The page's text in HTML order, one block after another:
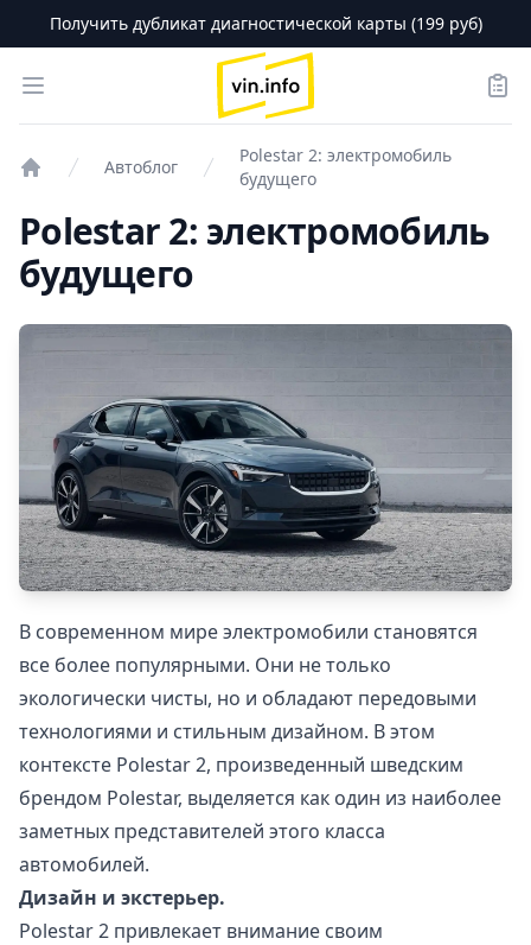
Получить дубликат диагностической карты (199 руб)
Open menu
logo
Автоблог
Polestar 2: электромобиль
будущего
Polestar 2: электромобиль
будущего
В современном мире электромобили становятся
все более популярными. Они не только
экологически чисты, но и обладают передовыми
технологиями и стильным дизайном. В этом
контексте Polestar 2, произведенный шведским
брендом Polestar, выделяется как один из наиболее
заметных представителей этого класса
автомобилей.
Дизайн и экстерьер.
Polestar 2 привлекает внимание своим